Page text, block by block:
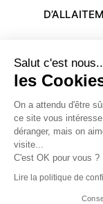
36,99 €
Accueil Ma
Salut c'est
les
On a attendu d'être
ce site vous
déranger, mais on
visite...
C'est OK pour vous ?
Lire la politique de